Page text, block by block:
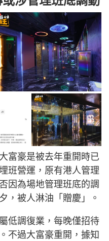
富豪是被去年重開時已
班營運，原有港人管理
因為場地管理班底的調
，被人淋油「贈慶」。
低調復業，每晚僅招待
不過大富豪重開，據知